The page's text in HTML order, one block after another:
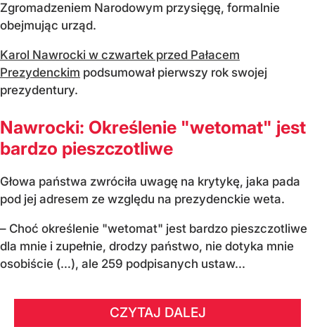
Zgromadzeniem Narodowym przysięgę, formalnie
obejmując urząd.
Karol Nawrocki w czwartek przed Pałacem
Prezydenckim podsumował pierwszy rok swojej
prezydentury.
Nawrocki: Określenie "wetomat" jest
bardzo pieszczotliwe
Głowa państwa zwróciła uwagę na krytykę, jaka pada
pod jej adresem ze względu na prezydenckie weta.
– Choć określenie "wetomat" jest bardzo pieszczotliwe
dla mnie i zupełnie, drodzy państwo, nie dotyka mnie
osobiście (…), ale 259 podpisanych ustaw...
CZYTAJ DALEJ